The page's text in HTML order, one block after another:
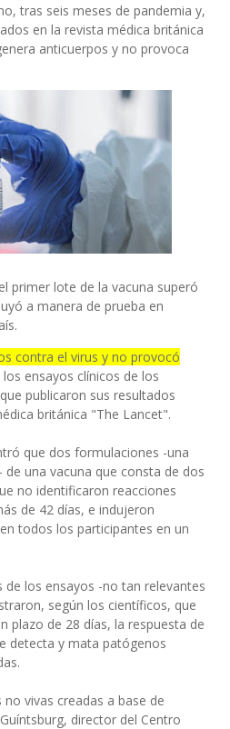
tras seis meses de pandemia y,
en la revista médica británica
anticuerpos y no provoca
primer lote de la vacuna superó
a manera de prueba en
contra el virus y no provocó
los ensayos clínicos de los
publicaron sus resultados
británica "The Lancet".
que dos formulaciones -una
una vacuna que consta de dos
no identificaron reacciones
de 42 días, e indujeron
todos los participantes en un
los ensayos -no tan relevantes
según los científicos, que
plazo de 28 días, la respuesta de
detecta y mata patógenos
vivas creadas a base de
director del Centro